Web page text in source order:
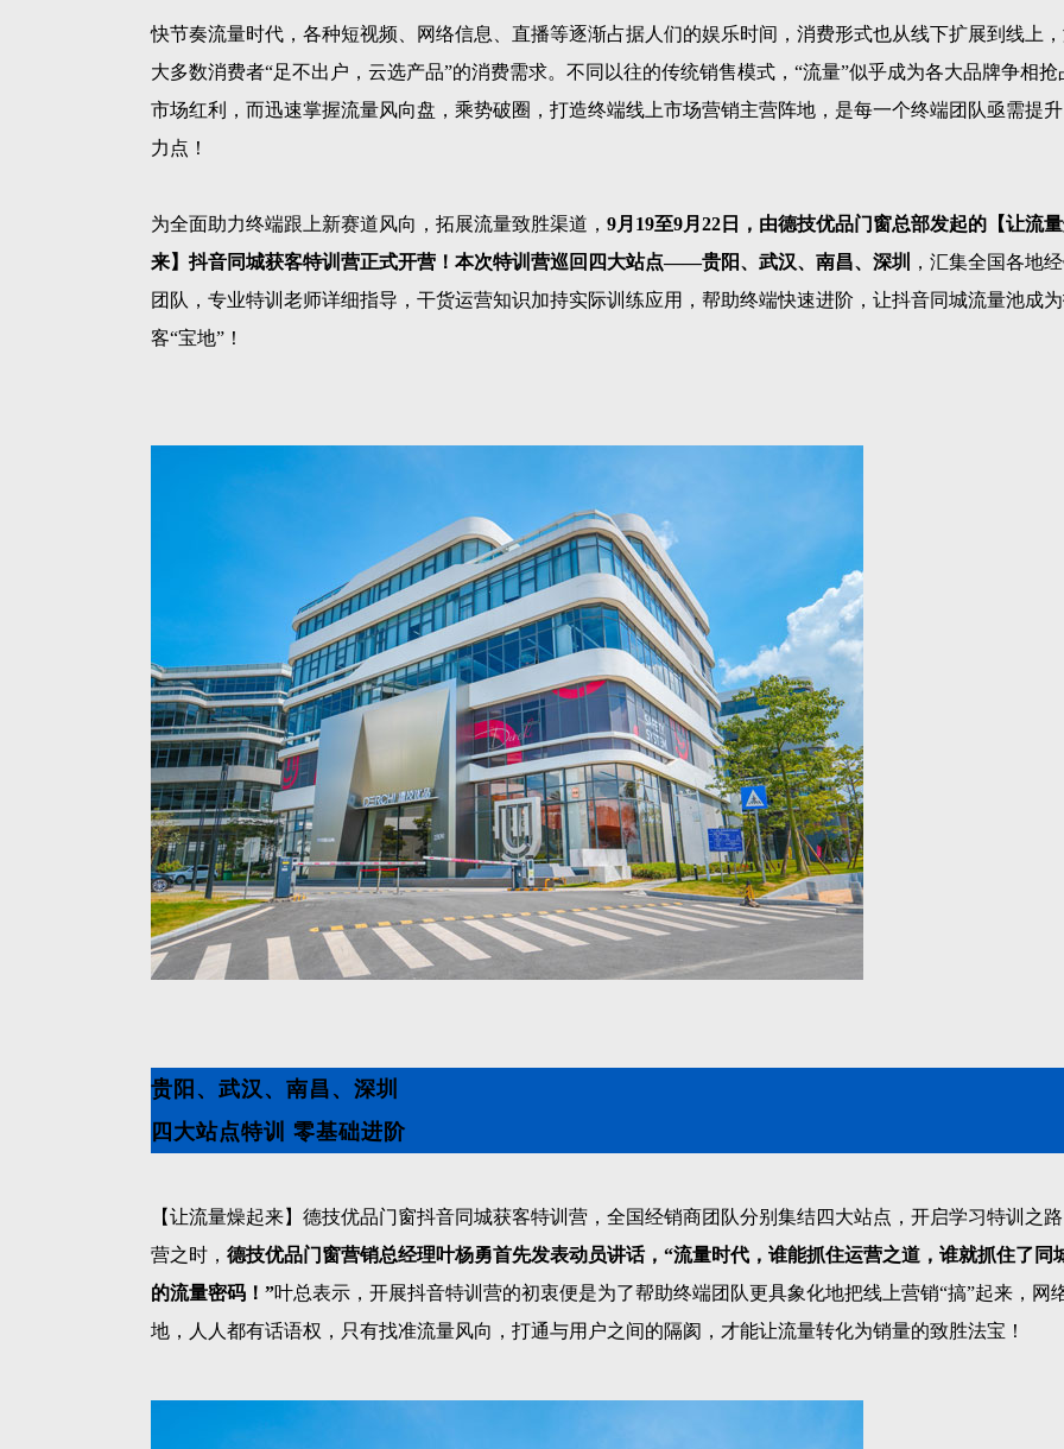
快节奏流量时代，各种短视频、网络信息、直播等逐渐占据人们的娱乐时间，消费形式也从线下扩展到线上
大多数消费者“足不出户，云选产品”的消费需求。不同以往的传统销售模式，“流量”似乎成为各大品牌争相抢
市场红利，而迅速掌握流量风向盘，乘势破圈，打造终端线上市场营销主营阵地，是每一个终端团队亟需提
力点！
为全面助力终端跟上新赛道风向，拓展流量致胜渠道， 9月19至9月22日，由德技优品门窗总部发起的【让流
来】抖音同城获客特训营正式开营！ 本次特训营巡回四大站点——贵阳、武汉、南昌、深圳
，汇集全国各地
团队，专业特训老师详细指导，干货运营知识加持实际训练应用，帮助终端快速进阶，让抖音同城流量池成
客“宝地”！
贵阳、武汉、南昌、深圳
四大站点特训 零基础进阶
【让流量燥起来】德技优品门窗抖音同城获客特训营，全国经销商团队分别集结四大站点，开启学习特训之
营之时， 德技优品门窗营销总经理叶杨勇首先发表动员讲话， “流量时代，谁能抓住运营之道，谁就抓住了同
的流量密码！”叶总表示，开展抖音特训营的初衷便是为了帮助终端团队更具象化地把线上营销“搞”起来，网
地，人人都有话语权，只有找准流量风向，打通与用户之间的隔阂，才能让流量转化为销量的致胜法宝！